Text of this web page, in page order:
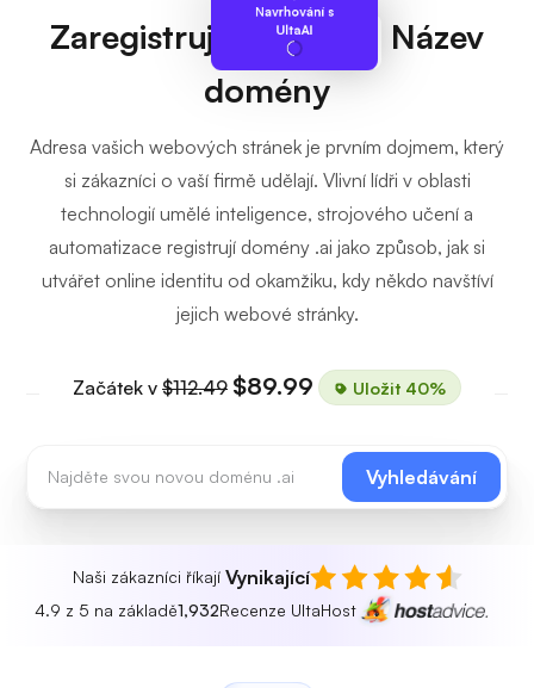
Navrhování s
UltaAI
Zaregistrujte svůj
Název
domény
Adresa vašich webových stránek je prvním dojmem, který
si zákazníci o vaší firmě udělají. Vlivní lídři v oblasti
technologií umělé inteligence, strojového učení a
automatizace registrují domény .ai jako způsob, jak si
utvářet online identitu od okamžiku, kdy někdo navštíví
jejich webové stránky.
Začátek v $112.49 $89.99 Uložit 40%
Vyhledávání
Naši zákazníci říkají Vynikající
4.9 z 5 na základě1,932Recenze UltaHost